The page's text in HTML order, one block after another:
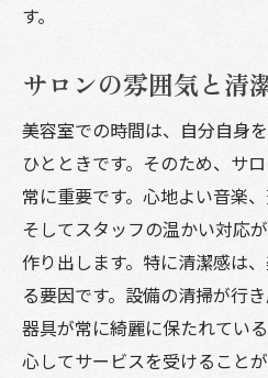
す。
サロンの雰囲気と清
美容室での時間は、自分自身
ひとときです。そのため、サ
常に重要です。心地よい音楽
そしてスタッフの温かい対応
作り出します。特に清潔感は
る要因です。設備の清掃が行
器具が常に綺麗に保たれてい
心してサービスを受けること